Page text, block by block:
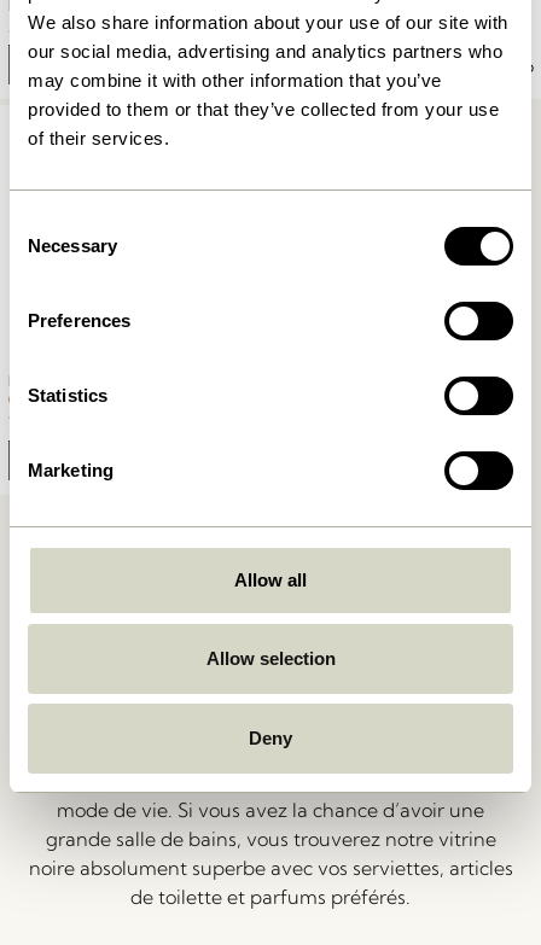
We also share information about your use of our site with
our social media, advertising and analytics partners who
may combine it with other information that you’ve
provided to them or that they’ve collected from your use
of their services.
Selection
Necessary
Preferences
Statistics
Marketing
Allow all
Allow selection
Deny
Edge Commode Single Noir
3.749,00kr.
Edge Commode Double Noir
6.399,00 kr.
Ajouter au panier
Panorama Vitrine Small Naturel
10.899,00
Une extension de vous
collection, préparez-vous à une merveille boisée.
Notre gamme de vitrines présente à la fois du
avec un motif à chevrons pour préserver un espace
épuré ou un modèle vitré moderne pour refléter votre
mode de vie. Si vous avez la chance d’avoir une
grande salle de bains, vous trouverez notre vitrine
noire absolument superbe avec vos serviettes, articles
de toilette et parfums préférés.